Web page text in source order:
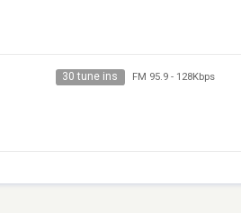
30 tune ins FM 95.9- 128Kbps